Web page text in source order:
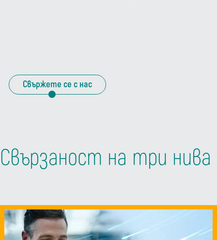
Свържете се с нас
Свързаност на три нива